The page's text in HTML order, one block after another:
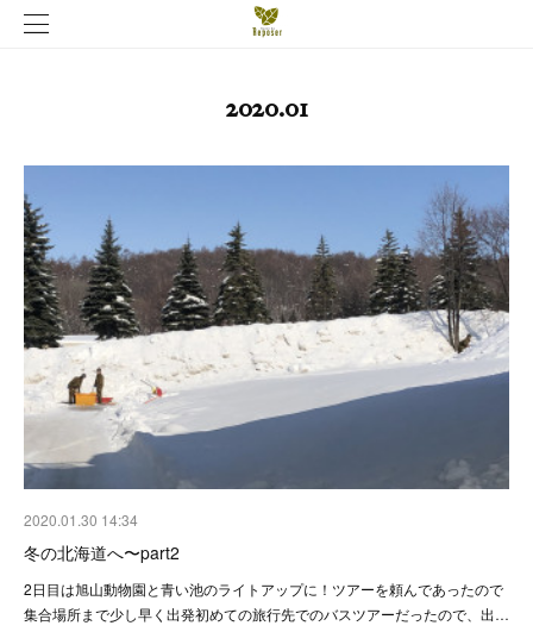
2020.01
2020.01.30 14:34
冬の北海道へ〜part2
2日目は旭山動物園と青い池のライトアップに！ツアーを頼んであったので
集合場所まで少し早く出発初めての旅行先でのバスツアーだったので、出…